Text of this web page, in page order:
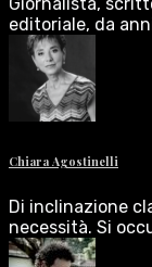
editoriale, da
Chiara Agostinelli
Di inclinazione
necessità. Si